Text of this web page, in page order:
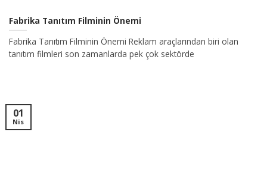
Fabrika Tanıtım Filminin Önemi
Fabrika Tanıtım Filminin Önemi Reklam araçlarından biri olan
tanıtım filmleri son zamanlarda pek çok sektörde
01
Nis